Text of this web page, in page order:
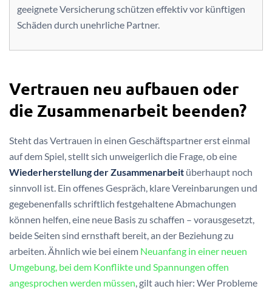
geeignete Versicherung schützen effektiv vor künftigen
Schäden durch unehrliche Partner.
Vertrauen neu aufbauen oder
die Zusammenarbeit beenden?
Steht das Vertrauen in einen Geschäftspartner erst einmal
auf dem Spiel, stellt sich unweigerlich die Frage, ob eine
Wiederherstellung der Zusammenarbeit überhaupt noch
sinnvoll ist. Ein offenes Gespräch, klare Vereinbarungen und
gegebenenfalls schriftlich festgehaltene Abmachungen
können helfen, eine neue Basis zu schaffen – vorausgesetzt,
beide Seiten sind ernsthaft bereit, an der Beziehung zu
arbeiten. Ähnlich wie bei einem Neuanfang in einer neuen
Umgebung, bei dem Konflikte und Spannungen offen
angesprochen werden müssen , gilt auch hier: Wer Probleme